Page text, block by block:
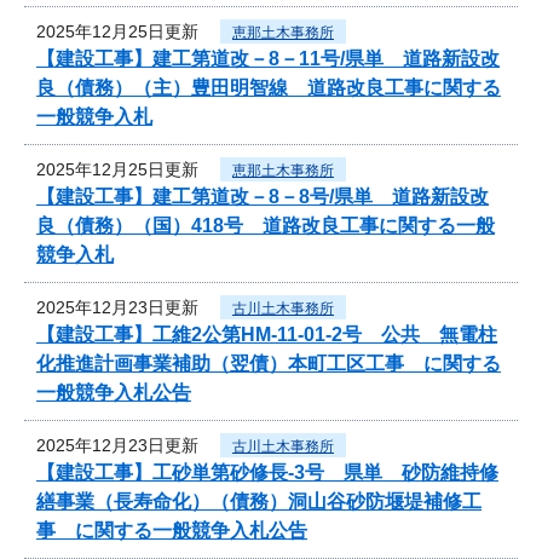
2025年12月25日更新 恵那土木事務所
【建設工事】建工第道改－8－11号/県単 道路新設改
良（債務）（主）豊田明智線 道路改良工事に関する
一般競争入札
2025年12月25日更新 恵那土木事務所
【建設工事】建工第道改－8－8号/県単 道路新設改
良（債務）（国）418号 道路改良工事に関する一般
競争入札
2025年12月23日更新 古川土木事務所
【建設工事】工維2公第HM-11-01-2号 公共 無電柱
化推進計画事業補助（翌債）本町工区工事 に関する
一般競争入札公告
2025年12月23日更新 古川土木事務所
【建設工事】工砂単第砂修長-3号 県単 砂防維持修
繕事業（長寿命化）（債務）洞山谷砂防堰堤補修工
事 に関する一般競争入札公告